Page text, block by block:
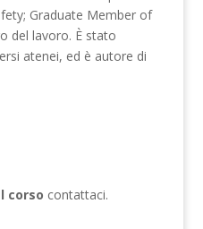
Graduate Member of
del lavoro. È stato
atenei, ed è autore di
corso contattaci.